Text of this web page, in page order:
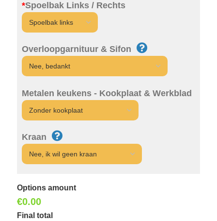
*Spoelbak Links / Rechts
Overloopgarnituur & Sifon
Metalen keukens - Kookplaat & Werkblad
Kraan
Options amount
€0.00
Final total